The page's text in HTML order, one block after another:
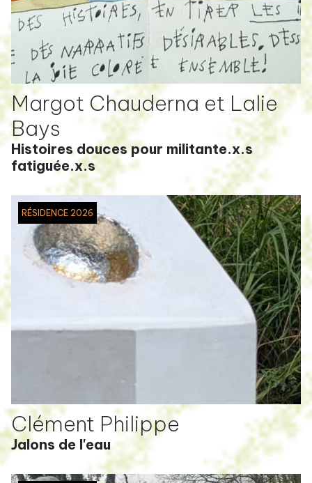
Margot Chauderna et Lalie
Bays
Histoires douces pour militante.x.s
fatiguée.x.s
RÉSIDENCE 2026
Clément Philippe
Jalons de l'eau